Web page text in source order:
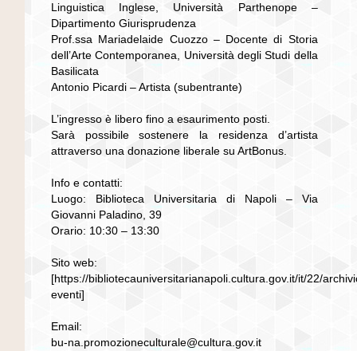
Linguistica Inglese, Università Parthenope –
Dipartimento Giurisprudenza
Prof.ssa Mariadelaide Cuozzo – Docente di Storia
dell’Arte Contemporanea, Università degli Studi della
Basilicata
Antonio Picardi – Artista (subentrante)
L’ingresso è libero fino a esaurimento posti.
Sarà possibile sostenere la residenza d’artista
attraverso una donazione liberale su ArtBonus.
Info e contatti:
Luogo: Biblioteca Universitaria di Napoli – Via
Giovanni Paladino, 39
Orario: 10:30 – 13:30
Sito web:
[https://bibliotecauniversitarianapoli.cultura.gov.it/it/22/
eventi]
Email:
bu-na.promozioneculturale@cultura.gov.it